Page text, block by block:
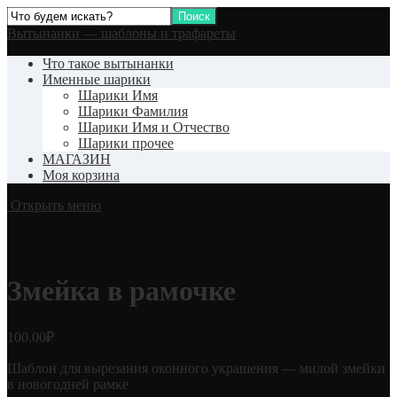
Вытынанки — шаблоны и трафареты
Что такое вытынанки
Именные шарики
Шарики Имя
Шарики Фамилия
Шарики Имя и Отчество
Шарики прочее
МАГАЗИН
Моя корзина
Открыть меню
Змейка в рамочке
100.00₽
Шаблон для вырезания оконного украшения — милой змейки
в новогодней рамке